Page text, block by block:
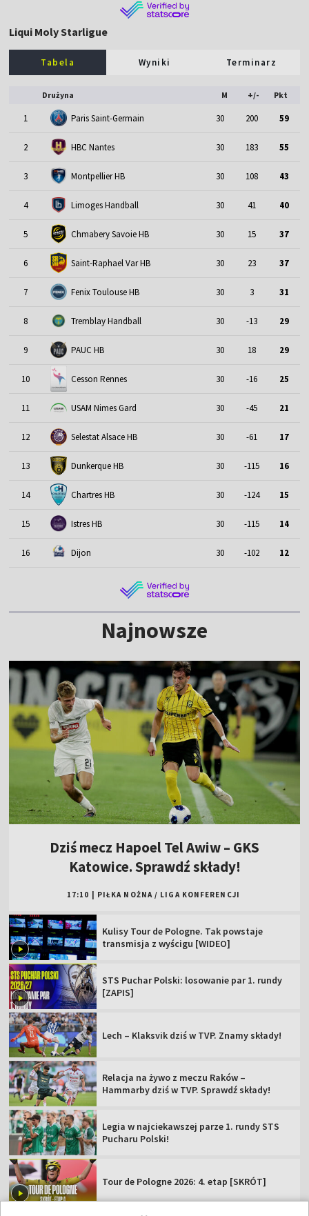
Liqui Moly Starligue
Tabela Wyniki Terminarz
Drużyna M +/- Pkt
1 Paris Saint-Germain 30 200 59
2 HBC Nantes 30 183 55
3 Montpellier HB 30 108 43
4 Limoges Handball 30 41 40
5 Chmabery Savoie HB 30 15 37
6 Saint-Raphael Var HB 30 23 37
7 Fenix Toulouse HB 30 3 31
8 Tremblay Handball 30 -13 29
9 PAUC HB 30 18 29
10 Cesson Rennes 30 -16 25
11 USAM Nimes Gard 30 -45 21
12 Selestat Alsace HB 30 -61 17
13 Dunkerque HB 30 -115 16
14 Chartres HB 30 -124 15
15 Istres HB 30 -115 14
16 Dijon 30 -102 12
Najnowsze
Dziś mecz Hapoel Tel Awiw – GKS
Katowice. Sprawdź składy!
17:10 PIŁKA NOŻNA / LIGA KONFERENCJI
Kulisy Tour de Pologne. Tak powstaje
transmisja z wyścigu [WIDEO]
STS Puchar Polski: losowanie par 1. rundy
[ZAPIS]
Lech – Klaksvik dziś w TVP. Znamy składy!
Relacja na żywo z meczu Raków –
Hammarby dziś w TVP. Sprawdź składy!
Legia w najciekawszej parze 1. rundy STS
Pucharu Polski!
Tour de Pologne 2026: 4. etap [SKRÓT]